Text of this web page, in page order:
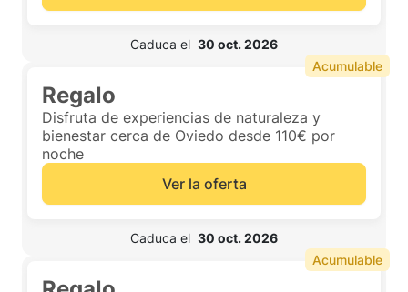
Caduca el 30 oct. 2026
Regalo
Disfruta de experiencias de naturaleza y
bienestar cerca de Oviedo desde 110€ por
noche
Ver la oferta
Caduca el 30 oct. 2026
Acumulable
Acumulable